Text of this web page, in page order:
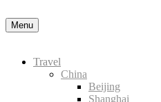
Menu
Travel
China
Beijing
Shanghai